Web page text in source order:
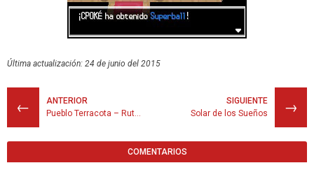
Última actualización: 24 de junio del 2015
←
ANTERIOR
Pueblo Terracota – Ruta 2
→
SIGUIENTE
Solar de los Sueños
COMENTARIOS